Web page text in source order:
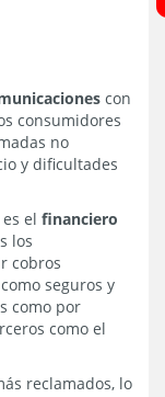
con
consumidores
no
y dificultades
el financiero
los
cobros
seguros y
como por
como el
reclamados, lo